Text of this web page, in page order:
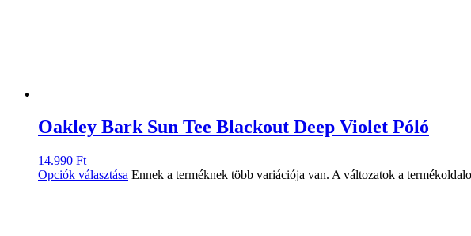
Oakley Bark Sun Tee Blackout Deep Violet Póló
14.990 Ft
Opciók választása Ennek a terméknek több variációja van. A változatok a